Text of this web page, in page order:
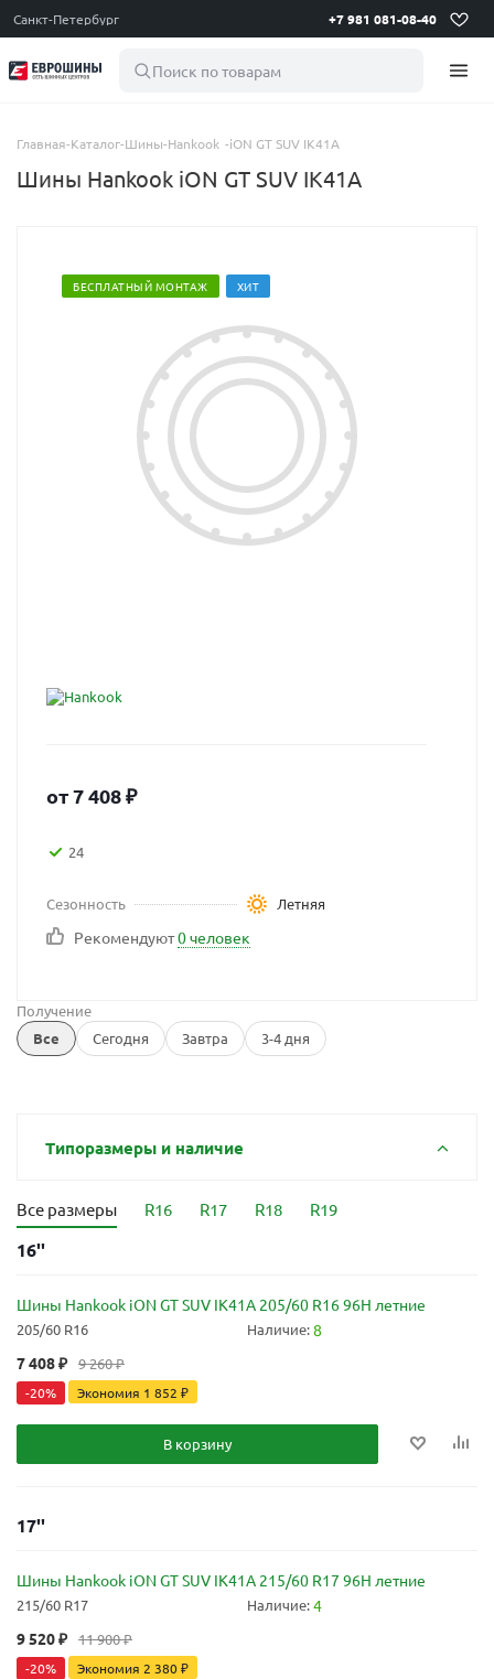
Санкт-Петербург +7 981 081-08-40
Поиск по товарам
Главная-Каталог-Шины-Hankook -iON GT SUV IK41A
Шины Hankook iON GT SUV IK41A
БЕСПЛАТНЫЙ МОНТАЖ ХИТ
от7 408₽
24
Сезонность Летняя
Рекомендуют0 человек
Получение
Все
Сегодня Завтра 3-4 дня
Типоразмеры и наличие
Все размеры R16 R17 R18 R19
16''
Шины Hankook iON GT SUV IK41A 205/60 R16 96H летние
205/60 R16 Наличие:8
7 408₽ 9 260₽
-20% Экономия 1 852 ₽
В корзину
17''
Шины Hankook iON GT SUV IK41A 215/60 R17 96H летние
215/60 R17 Наличие:4
9 520₽ 11 900₽
-20% Экономия 2 380₽